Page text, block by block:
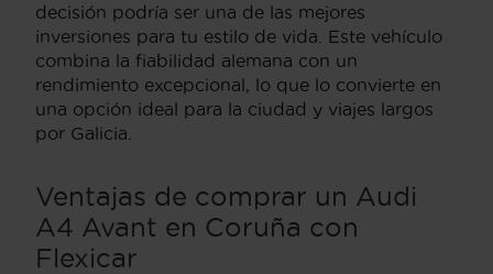
decisión podría ser una de las mejores
inversiones para tu estilo de vida. Este vehículo
combina la fiabilidad alemana con un
rendimiento excepcional, lo que lo convierte en
una opción ideal para la ciudad y viajes largos
por Galicia.
Ventajas de comprar un Audi
A4 Avant en Coruña con
Flexicar